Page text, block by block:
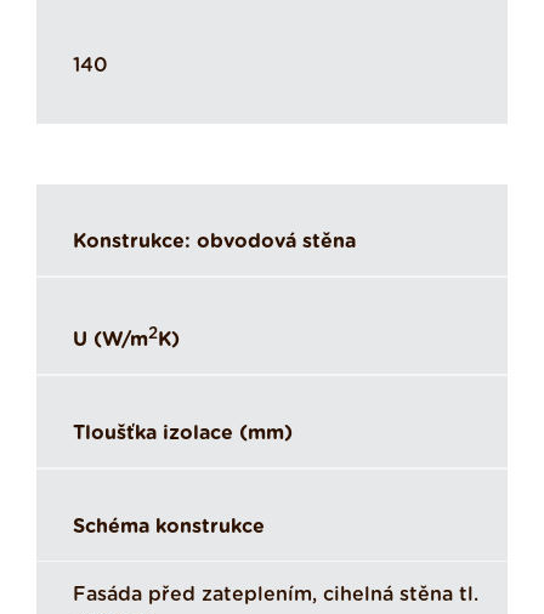
140
Konstrukce: obvodová stěna
U (W/m2 K)
Tloušťka izolace (mm)
Schéma konstrukce
Fasáda před zateplením, cihelná stěna tl.